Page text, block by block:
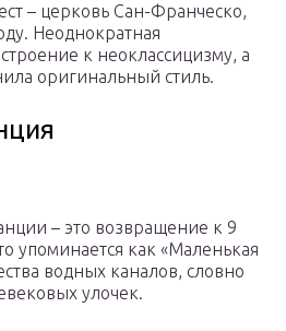
– церковь Сан-Франческо,
Неоднократная
к неоклассицизму, а
оригинальный стиль.
– это возвращение к 9
упоминается как «Маленькая
водных каналов, словно
улочек.